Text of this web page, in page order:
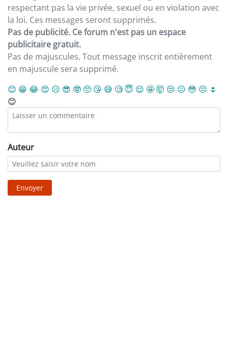
respectant pas la vie privée, sexuel ou en violation avec
la loi. Ces messages seront supprimés.
Pas de publicité. Ce forum n'est pas un espace
publicitaire gratuit.
Pas de majuscules. Tout message inscrit entièrement
en majuscule sera supprimé.
😊 😁 😂 😍 ☹️ 😎 🤓 🥺 😘 😅 🧐 😇 😌 🤩🤯 😒 😐 😳 😔 🌷
😊
Auteur
Envoyer